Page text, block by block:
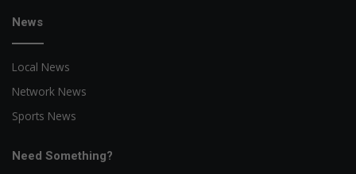
News
Local News
Network News
Sports News
Need Something?